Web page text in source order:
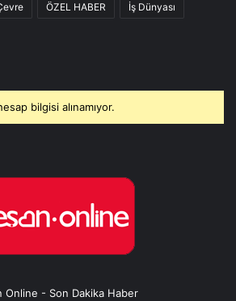
ÖZEL HABER İş Dünyası
bilgisi alınamıyor.
Online - Son Dakika Haber